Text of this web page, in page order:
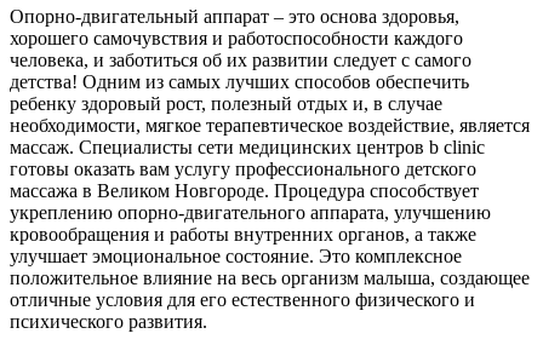
Опорно-двигательный аппарат – это основа здоровья,
хорошего самочувствия и работоспособности каждого
человека, и заботиться об их развитии следует с самого
детства! Одним из самых лучших способов обеспечить
ребенку здоровый рост, полезный отдых и, в случае
необходимости, мягкое терапевтическое воздействие, является
массаж. Специалисты сети медицинских центров b clinic
готовы оказать вам услугу профессионального детского
массажа в Великом Новгороде. Процедура способствует
укреплению опорно-двигательного аппарата, улучшению
кровообращения и работы внутренних органов, а также
улучшает эмоциональное состояние. Это комплексное
положительное влияние на весь организм малыша, создающее
отличные условия для его естественного физического и
психического развития.